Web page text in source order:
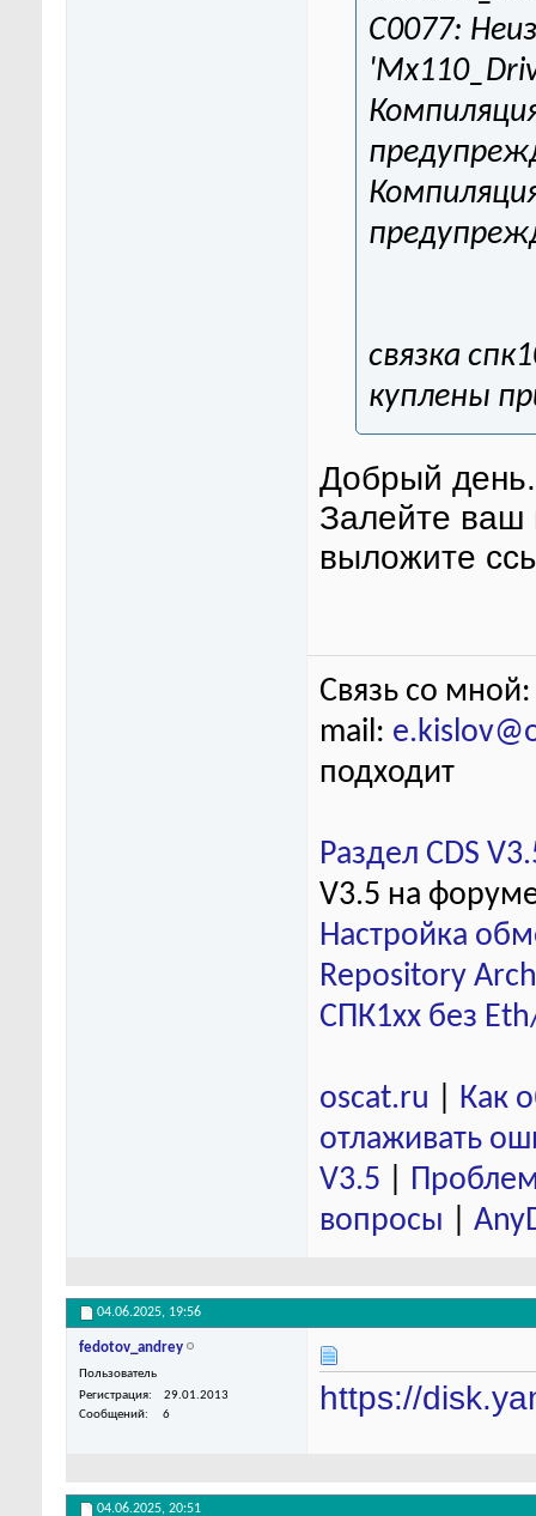
C0077:
связка
куплены
Добрый день.
Залейте ваш
выложите
Связь со
mail:
подходит
Раздел CDS
V3.5 на
Настройка
Repository
СПК1хх без
oscat.ru
Как
отлаживать
V3.5
вопросы
04.06.2025, 19:56
fedotov_andrey
Пользователь
Регистрация
29.01.2013
Сообщений
6 https://
04.06.2025, 20:51